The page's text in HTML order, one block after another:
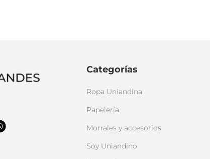
Categorías
Ropa Uniandina
Papelería
Morrales y accesorios
Soy Uniandino